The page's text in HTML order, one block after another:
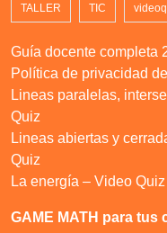
TALLER TIC
Guía docente completa
Política de privacidad
Lineas paralelas,
Quiz
Lineas abiertas y
Quiz
La energía – Video Quiz
GAME MATH para tus